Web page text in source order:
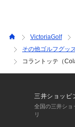
VictoriaGolf
その他ゴルフグッ
コラントッテ（
三井ショッピ
全国の三井ショ
リ